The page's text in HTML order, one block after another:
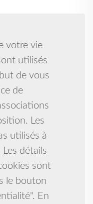
votre vie
utilisés
de vous
de
Les
utilisés à
détails
sont
le bouton
En